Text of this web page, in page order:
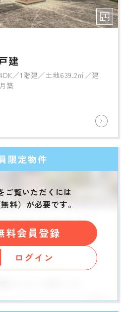
建
／1階建／土地639.2㎡／建
築
限定物件
ご覧いただくには
料）が必要です。
料会員登録
ログイン